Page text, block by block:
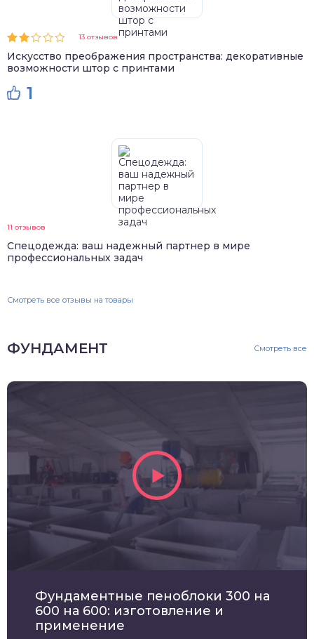
13 отзывов
Искусство преображения пространства: декоративные
возможности штор с принтами
1
11 отзывов
Спецодежда: ваш надежный партнер в мире
профессиональных задач
Смотреть все отзывы на товары
ФУНДАМЕНТ Смотреть все
Фундаментные пеноблоки 300 на
600 на 600: изготовление и
применение